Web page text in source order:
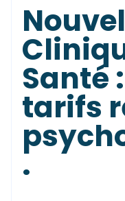
Santé
tarifs
.